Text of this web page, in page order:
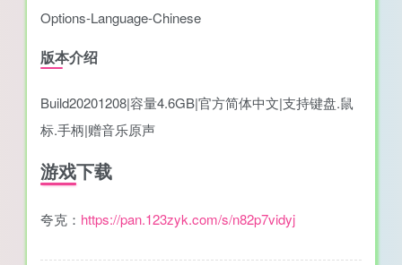
Options-Language-Chinese
版本介绍
Build20201208|容量4.6GB|官方简体中文|支持键盘.鼠
标.手柄|赠音乐原声
游戏下载
夸克： https://pan.123zyk.com/s/n82p7vidyj